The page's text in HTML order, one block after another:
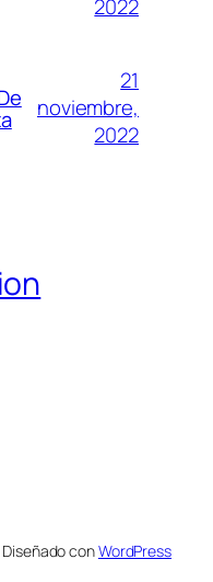
2022
21
noviembre,
2022
Diseñado conWordPress